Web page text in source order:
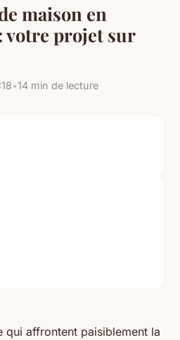
maison en
votre projet sur
•14 min de lecture
qui affrontent paisiblement la